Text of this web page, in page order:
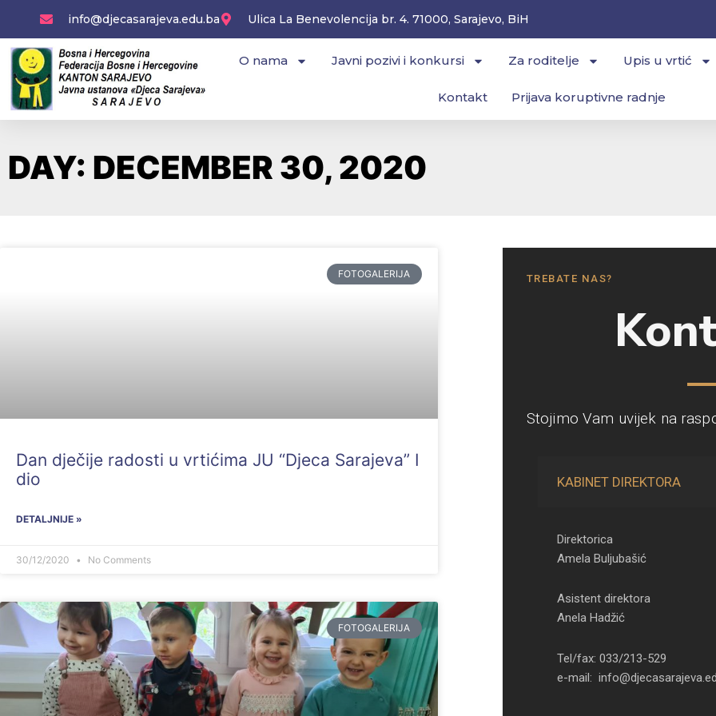
content
info@djecasarajeva.edu.ba Ulica La Benevolencija br. 4. 71000, Sarajevo, BiH
O nama Javni pozivi i konkursi Za roditelje Upis u vrtić
Kontakt Prijava koruptivne radnje
DAY: DECEMBER 30, 2020
FOTOGALERIJA
Dan dječije radosti u vrtićima JU “Djeca Sarajeva” I
dio
DETALJNIJE »
30/12/2020 No Comments
FOTOGALERIJA
TREBATE NAS?
Stojimo Vam uvijek na
KABINET DIREKTORA
Direktorica
Amela Buljubašić
Asistent direktora
Anela Hadžić
Tel/fax: 033/213-529
e-mail: